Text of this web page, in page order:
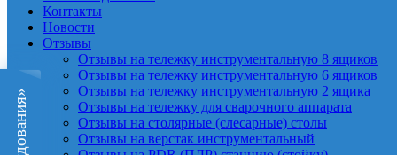
Контакты
Новости
Отзывы
Отзывы на тележку инструментальную 8 ящиков
Отзывы на тележку инструментальную 6 ящиков
Отзывы на тележку инструментальную 2 ящика
Отзывы на тележку для сварочного аппарата
Отзывы на столярные (слесарные) столы
Отзывы на верстак инструментальный